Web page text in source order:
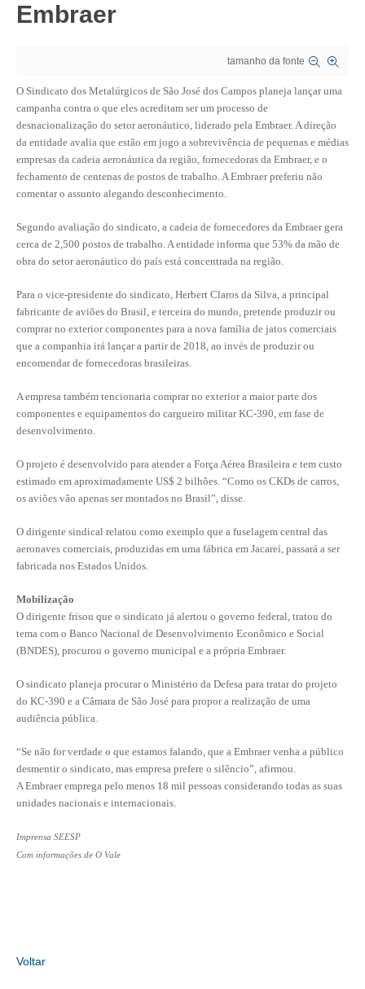
COMPOSIÇÃO
PERSONALIDADES DA TECNOLOGIA
NÚCLEO DA MULHER ENGENHEIRA
TRANSPARÊNCIA
JURÍDICO
CONSULTORIA
ACORDOS, CONVENÇÕES E DISSÍDIOS
CONTRIBUIÇÃO ASSOCIATIVA OU ANUIDADE DE SÓCIO
REVISÃO DE APOSENTADORIA
FGTS CORREÇÃO
LEI 4.950-A/1966 – PISO SALARIAL
LEI 6.496/1977 – ART
RES 1.002/2002 – CÓDIGO DE ÉTICA
HOMOLOGAÇÕES
PISO SALARIAL
FIQUE POR DENTRO
OPORTUNIDADES
EMPREGO E ESTÁGIO
NEWSLETTER
Embraer
tamanho da fonte
O Sindicato dos Metalúrgicos de São José dos Campos planeja lançar uma
campanha contra o que eles acreditam ser um processo de
desnacionalização do setor aeronáutico, liderado pela Embraer. A direção
da entidade avalia que estão em jogo a sobrevivência de pequenas e médias
empresas da cadeia aeronáutica da região, fornecedoras da Embraer, e o
fechamento de centenas de postos de trabalho. A Embraer preferiu não
comentar o assunto alegando desconhecimento.
Segundo avaliação do sindicato, a cadeia de fornecedores da Embraer gera
cerca de 2,500 postos de trabalho. A entidade informa que 53% da mão de
obra do setor aeronáutico do país está concentrada na região.
Para o vice-presidente do sindicato, Herbert Claros da Silva, a principal
fabricante de aviões do Brasil, e terceira do mundo, pretende produzir ou
comprar no exterior componentes para a nova família de jatos comerciais
que a companhia irá lançar a partir de 2018, ao invés de produzir ou
encomendar de fornecedoras brasileiras.
A empresa também tencionaria comprar no exterior a maior parte dos
componentes e equipamentos do cargueiro militar KC-390, em fase de
desenvolvimento.
O projeto é desenvolvido para atender a Força Aérea Brasileira e tem custo
estimado em aproximadamente US$ 2 bilhões. “Como os CKDs de carros,
os aviões vão apenas ser montados no Brasil”, disse.
O dirigente sindical relatou como exemplo que a fuselagem central das
aeronaves comerciais, produzidas em uma fábrica em Jacareí, passará a ser
fabricada nos Estados Unidos.
Mobilização
O dirigente frisou que o sindicato já alertou o governo federal, tratou do
tema com o Banco Nacional de Desenvolvimento Econômico e Social
(BNDES), procurou o governo municipal e a própria Embraer.
O sindicato planeja procurar o Ministério da Defesa para tratar do projeto
do KC-390 e a Câmara de São José para propor a realização de uma
audiência pública.
“Se não for verdade o que estamos falando, que a Embraer venha a público
desmentir o sindicato, mas empresa prefere o silêncio”, afirmou.
A Embraer emprega pelo menos 18 mil pessoas considerando todas as suas
unidades nacionais e internacionais.
Imprensa SEESP
Com informações de O Vale
Voltar